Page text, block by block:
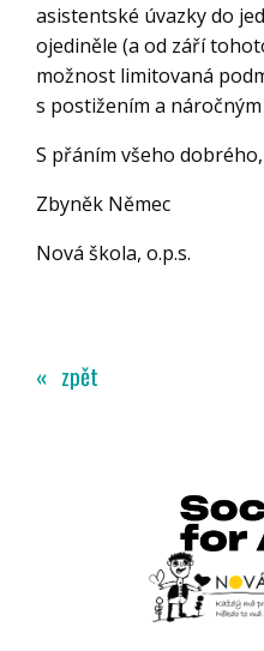
asistentské úvazky do
ojediněle (a od září
možnost limitovaná
s postižením a
S přáním všeho dobrého,
Zbyněk Němec
Nová škola, o.p.s.
« zpět